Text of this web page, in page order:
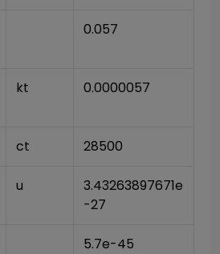
0.057
kt 0.0000057
ct 28500
u
3.43263897671e
-27
5.7e-45